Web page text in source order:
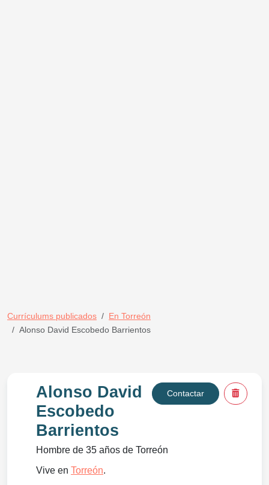
Currículums publicados
En Torreón
Alonso David Escobedo Barrientos
Contactar
Alonso David
Escobedo
Barrientos
Hombre de 35 años de Torreón
Vive en Torreón.